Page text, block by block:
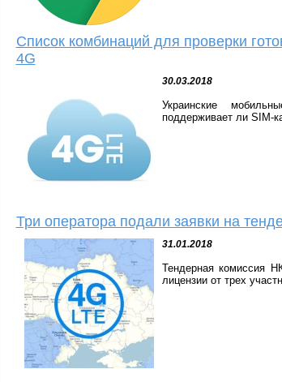
Список комбинаций для проверки
4G
30.03.2018
Украинские
поддерживает ли SIM-
Три оператора подали заявки на
31.01.2018
Тендерная комиссия
лицензии от трех